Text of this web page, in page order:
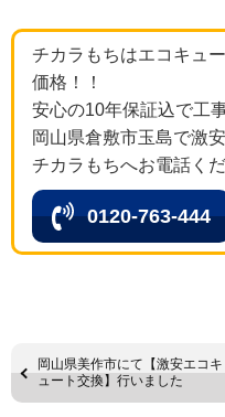
チカラもちはエコキュ
価格！！
安心の10年保証込で工
岡山県倉敷市玉島で激
チカラもちへお電話くだ
0120-763-444
岡山県美作市にて【激安エコキ
ュート交換】行いました